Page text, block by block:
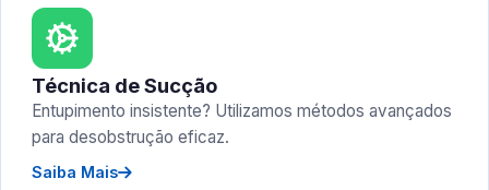
Técnica de Sucção
Entupimento insistente? Utilizamos métodos avançados
para desobstrução eficaz.
Saiba Mais